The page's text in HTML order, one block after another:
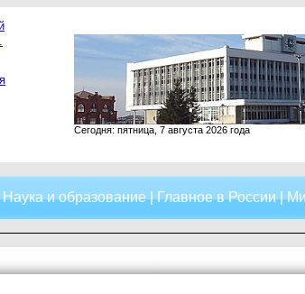
Сегодня: пятница, 7 августа 2026 года
Наука и образование|Главное в России|